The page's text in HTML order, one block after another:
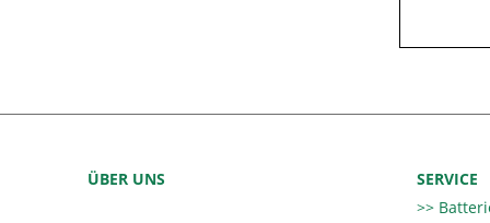
ÜBER UNS
SERVICE